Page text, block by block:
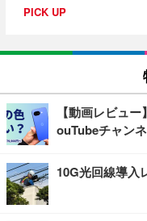
PICK UP
【動画レビュ
ouTubeチャン
10G光回線導入